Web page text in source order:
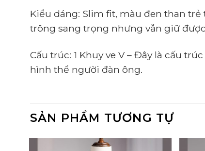
Kiểu dáng: Slim fit, màu đen than
trông sang trọng nhưng vẫn giữ
Cấu trúc: 1 Khuy ve V – Đây là cấu
hình thể người đàn ông.
SẢN PHẨM TƯƠNG TỰ